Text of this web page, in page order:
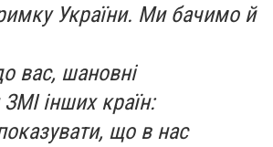
України. Ми бачимо й
вас, шановні
інших країн:
що в нас